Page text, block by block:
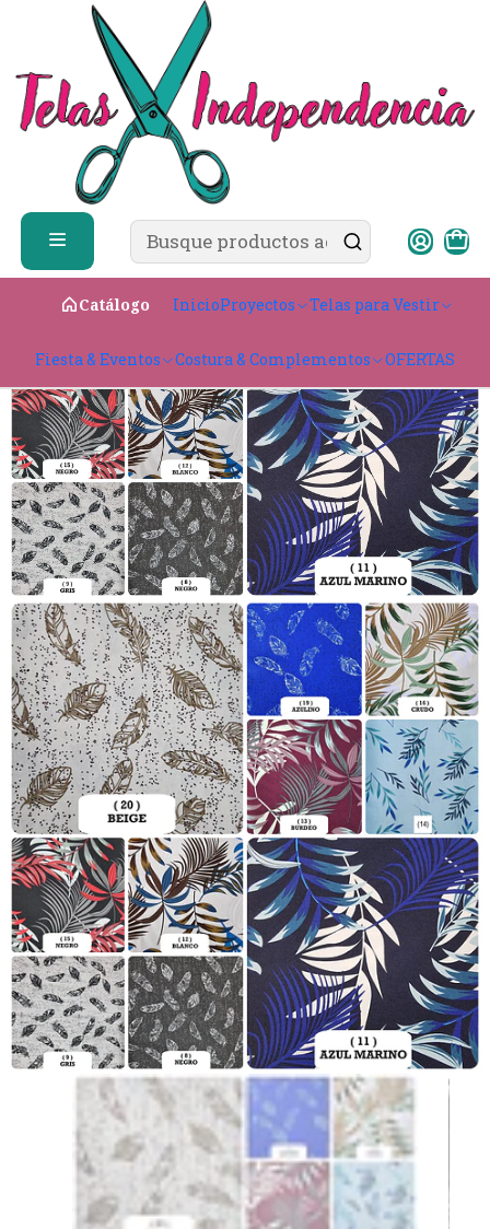
Catálogo InicioProyectos Telas para Vestir
Fiesta & Eventos Costura & Complementos OFERTAS
✨ ¿Cómo comprar?
Telas para Vestir
Bistrech
Biestrech